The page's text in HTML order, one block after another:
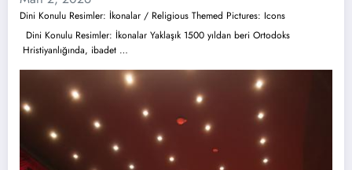
Dini Konulu Resimler: İkonalar / Religious Themed Pictures: Icons
Dini Konulu Resimler: İkonalar Yaklaşık 1500 yıldan beri Ortodoks
Hristiyanlığında, ibadet …